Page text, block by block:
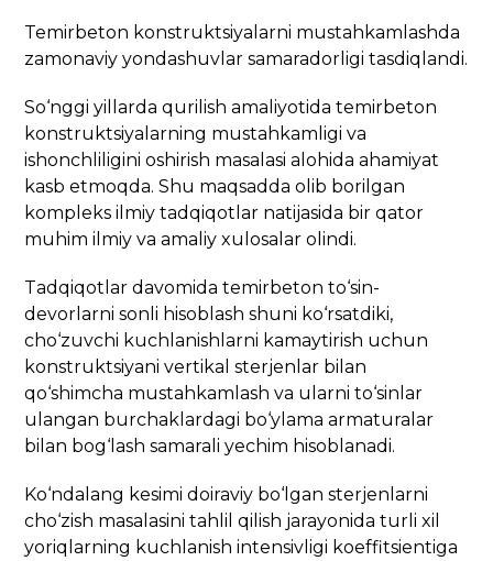
Temirbeton konstruktsiyalarni mustahkamlashda
zamonaviy yondashuvlar samaradorligi tasdiqlandi.
So‘nggi yillarda qurilish amaliyotida temirbeton
konstruktsiyalarning mustahkamligi va
ishonchliligini oshirish masalasi alohida ahamiyat
kasb etmoqda. Shu maqsadda olib borilgan
kompleks ilmiy tadqiqotlar natijasida bir qator
muhim ilmiy va amaliy xulosalar olindi.
Tadqiqotlar davomida temirbeton to‘sin-
devorlarni sonli hisoblash shuni ko‘rsatdiki,
cho‘zuvchi kuchlanishlarni kamaytirish uchun
konstruktsiyani vertikal sterjenlar bilan
qo‘shimcha mustahkamlash va ularni to‘sinlar
ulangan burchaklardagi bo‘ylama armaturalar
bilan bog‘lash samarali yechim hisoblanadi.
Ko‘ndalang kesimi doiraviy bo‘lgan sterjenlarni
cho‘zish masalasini tahlil qilish jarayonida turli xil
yoriqlarning kuchlanish intensivligi koeffitsientiga